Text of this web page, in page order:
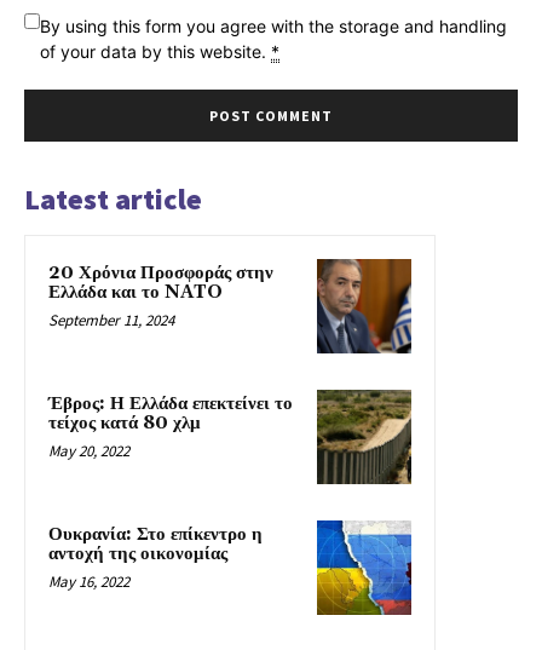
By using this form you agree with the storage and handling
of your data by this website. *
Latest article
20 Χρόνια Προσφοράς στην
Ελλάδα και το NATO
September 11, 2024
Έβρος: Η Ελλάδα επεκτείνει το
τείχος κατά 80 χλμ
May 20, 2022
Ουκρανία: Στο επίκεντρο η
αντοχή της οικονομίας
May 16, 2022